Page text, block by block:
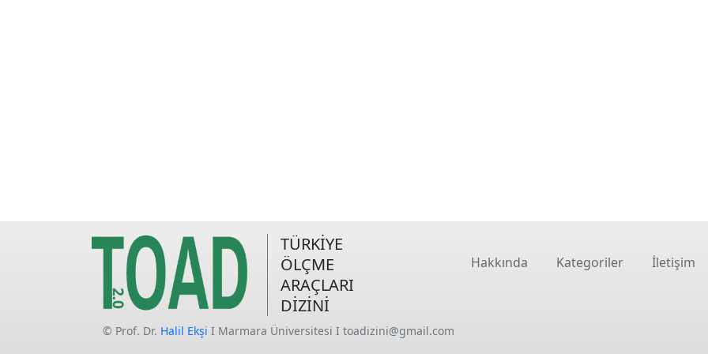
TÜRKİYE
ÖLÇME
ARAÇLARI
DİZİNİ
Hakkında Kategoriler İletişim
© Prof. Dr. Halil Ekşi I Marmara Üniversitesi I toadizini@gmail.com